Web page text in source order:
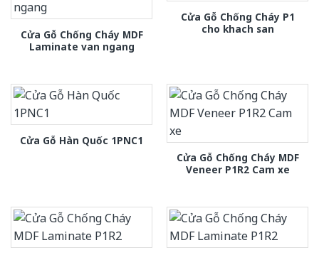
Cửa Gỗ Chống Cháy MDF
Laminate van ngang
Cửa Gỗ Chống Cháy P1
cho khach san
Cửa Gỗ Hàn Quốc 1PNC1
Cửa Gỗ Chống Cháy MDF
Veneer P1R2 Cam xe